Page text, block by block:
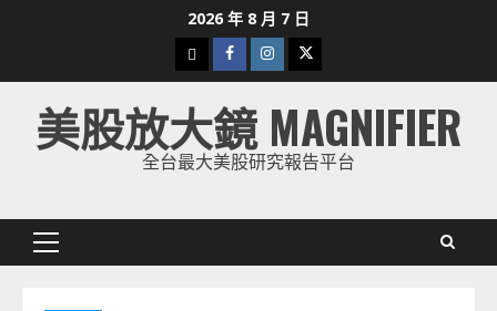
2026 年 8 月 7 日
下
載
美
股
Facebook
Instagram
Twitter
美股放大鏡 MAGNIFIER
全台最大美股研究報告平台
Primary